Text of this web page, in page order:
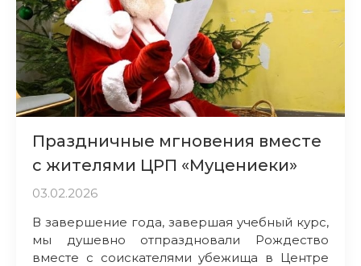
Праздничные мгновения вместе
с жителями ЦРП «Муцениеки»
03.02.2026
В завершение года, завершая учебный курс,
мы душевно отпраздновали Рождество
вместе с соискателями убежища в Центре